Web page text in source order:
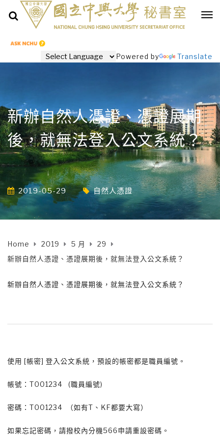
Powered by Translate
新辦自然人憑證、憑證展期
後，就無法登入公文系統？
2019-05-29 自然人憑證
Home 2019 5 月
29
新辦自然人憑證、憑證展期後，就無法登入公文系統？
新辦自然人憑證、憑證展期後，就無法登入公文系統？
使用 [帳密] 登入公文系統，預設的帳密都是職員編號。
帳號：T001234 (職員編號)
密碼：T001234 （如有T、KF都要大寫）
如果忘記密碼，請撥校內分機566申請重設密碼。